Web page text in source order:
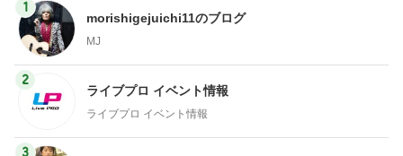
1
morishigejuichi11のブログ
MJ
2
ライブプロ イベント情報
ライブプロ イベント情報
3